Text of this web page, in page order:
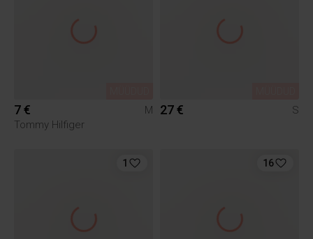
7 €
M
Tommy Hilfiger
27 € S
1 16